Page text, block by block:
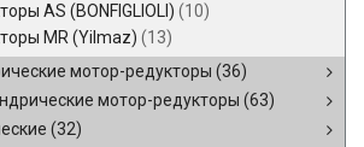
AS (BONFIGLIOLI) (10)
MR (Yilmaz) (13)
мотор-редукторы (36)
мотор-редукторы (63)
(32)